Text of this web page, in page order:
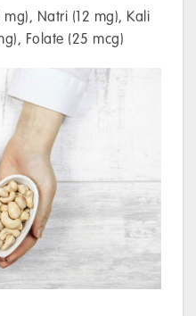
Natri (12 mg), Kali
Folate (25 mcg)